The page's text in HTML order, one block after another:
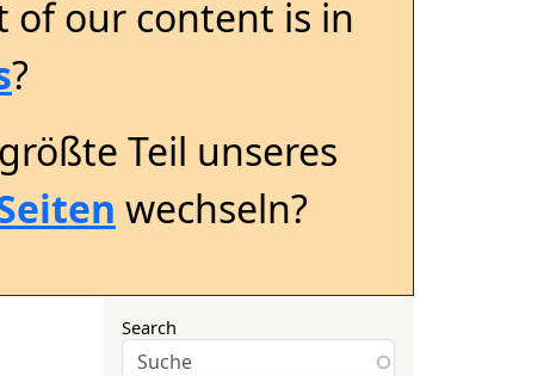
of our content is in
?
Teil unseres
wechseln?
Search